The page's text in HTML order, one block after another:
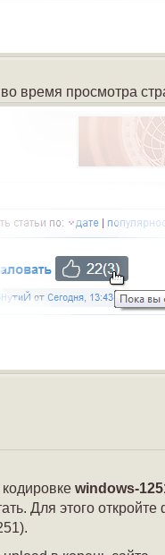
время просмотра
windows-
Для этого